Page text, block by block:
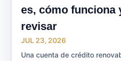
es, cómo funciona
revisar
JUL 23, 2026
Una cuenta de crédito